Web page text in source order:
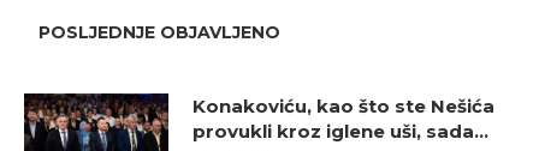
POSLJEDNJE OBJAVLJENO
Konakoviću, kao što ste Nešića
provukli kroz iglene uši, sada...